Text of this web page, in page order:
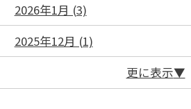
2026年1月 (3)
2025年12月 (1)
更に表示